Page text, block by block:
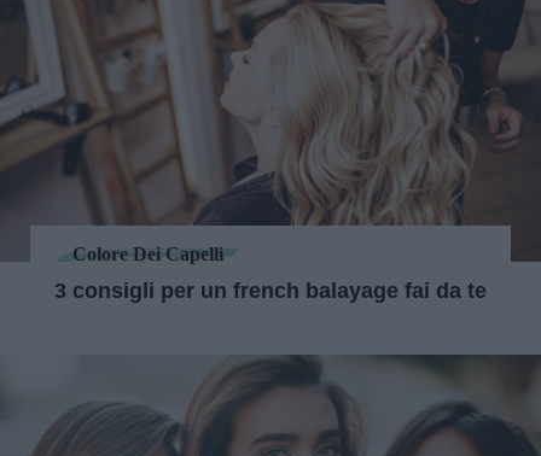
Colore Dei Capelli
3 consigli per un french balayage fai da te